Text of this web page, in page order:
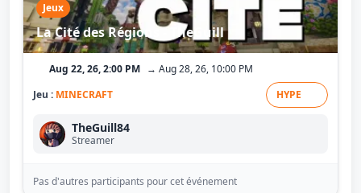
Jeux
La Cité des Régions - TheGuill
Aug 22, 26, 2:00 PM → Aug 28, 26, 10:00 PM
Jeu : MINECRAFT HYPE
TheGuill84
Streamer
Pas d'autres participants pour cet événement